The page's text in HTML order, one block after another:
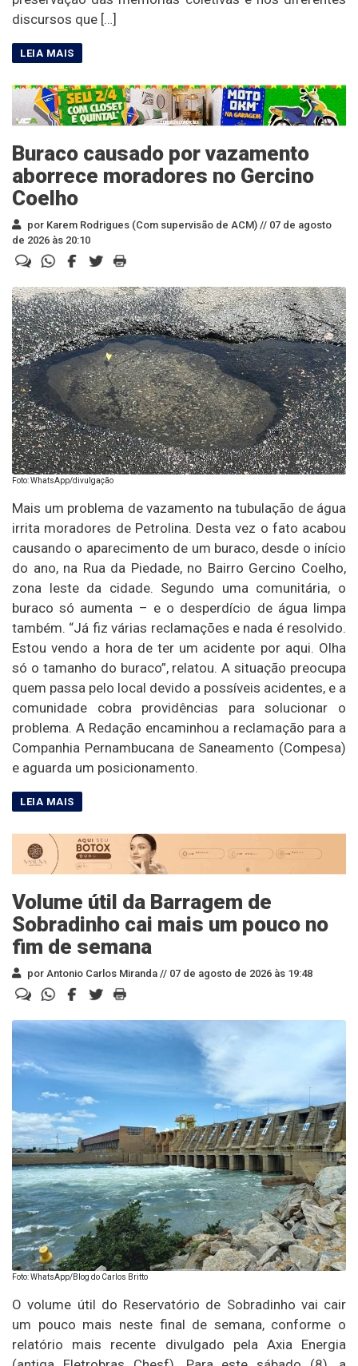
discursos que […]
Buraco causado por vazamento
aborrece moradores no Gercino
Coelho
por Karem Rodrigues (Com supervisão de ACM) // 07 de agosto
de 2026 às 20:10
Foto: WhatsApp/divulgação
Mais um problema de vazamento na tubulação de água
irrita moradores de Petrolina. Desta vez o fato acabou
causando o aparecimento de um buraco, desde o início
do ano, na Rua da Piedade, no Bairro Gercino Coelho,
zona leste da cidade. Segundo uma comunitária, o
buraco só aumenta – e o desperdício de água limpa
também. “Já fiz várias reclamações e nada é resolvido.
Estou vendo a hora de ter um acidente por aqui. Olha
só o tamanho do buraco”, relatou. A situação preocupa
quem passa pelo local devido a possíveis acidentes, e a
comunidade cobra providências para solucionar o
problema. A Redação encaminhou a reclamação para a
Companhia Pernambucana de Saneamento (Compesa)
e aguarda um posicionamento.
Volume útil da Barragem de
Sobradinho cai mais um pouco no
fim de semana
por Antonio Carlos Miranda // 07 de agosto de 2026 às 19:48
Foto: WhatsApp/Blog do Carlos Britto
O volume útil do Reservatório de Sobradinho vai cair
um pouco mais neste final de semana, conforme o
relatório mais recente divulgado pela Axia Energia